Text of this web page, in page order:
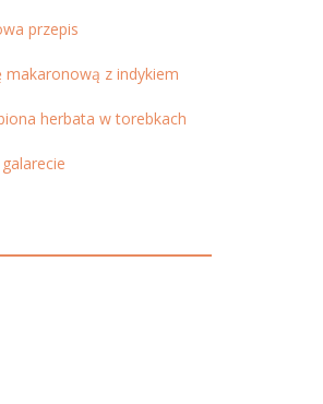
przepis
makaronową z indykiem
herbata w torebkach